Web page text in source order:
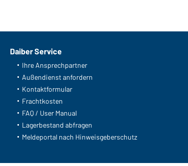
Daiber Service
Ihre Ansprechpartner
Außendienst anfordern
Kontaktformular
Frachtkosten
FAQ / User Manual
Lagerbestand abfragen
Meldeportal nach Hinweisgeberschutz